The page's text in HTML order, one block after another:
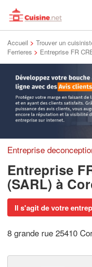
Accueil > Trouver un
Ferrieres > Entreprise FR
Entreprise
Entreprise
(SARL) à
Il s'agit de votre
8 grande rue 25410